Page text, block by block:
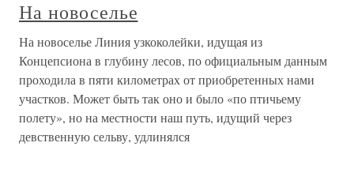
На новоселье
На новоселье Линия узкоколейки, идущая из
Концепсиона в глубину лесов, по официальным данным
проходила в пяти километрах от приобретенных нами
участков. Может быть так оно и было «по птичьему
полету», но на местности наш путь, идущий через
девственную сельву, удлинялся